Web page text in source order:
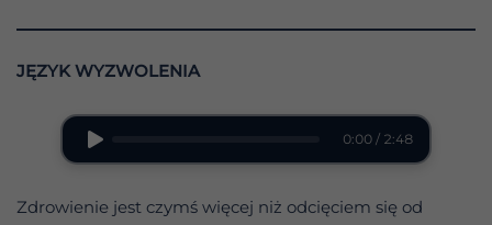
JĘZYK WYZWOLENIA
0:00 / 2:48
Zdrowienie jest czymś więcej niż odcięciem się od